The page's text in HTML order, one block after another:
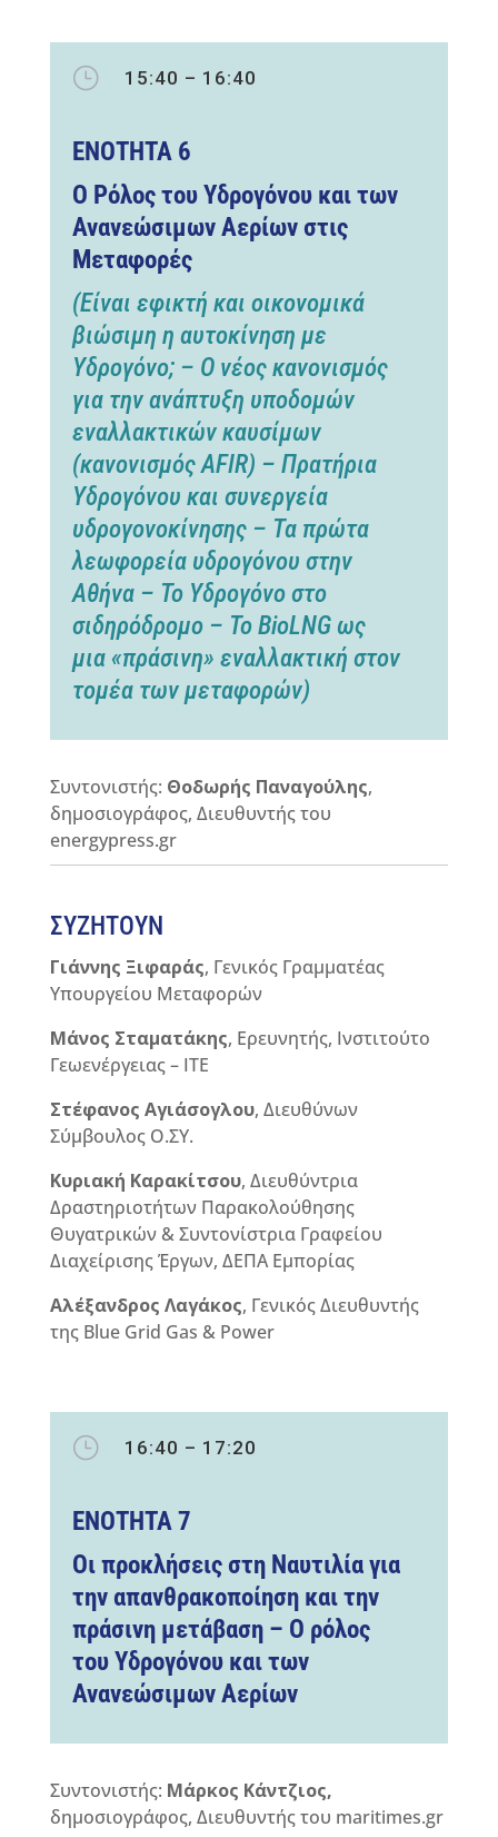
} 15:40 – 16:40
ΕΝΟΤΗΤΑ 6
Ο Ρόλος του Υδρογόνου και των
Ανανεώσιμων Αερίων στις
Μεταφορές
(Είναι εφικτή και οικονομικά
βιώσιμη η αυτοκίνηση με
Υδρογόνο; – Ο νέος κανονισμός
για την ανάπτυξη υποδομών
εναλλακτικών καυσίμων
(κανονισμός AFIR) – Πρατήρια
Υδρογόνου και συνεργεία
υδρογονοκίνησης – Τα πρώτα
λεωφορεία υδρογόνου στην
Αθήνα – Το Υδρογόνο στο
σιδηρόδρομο – Το BioLNG ως
μια «πράσινη» εναλλακτική στον
τομέα των μεταφορών)
Συντονιστής: Θοδωρής Παναγούλης,
δημοσιογράφος, Διευθυντής του
energypress.gr
ΣΥΖΗΤΟΥΝ
Γιάννης Ξιφαράς, Γενικός Γραμματέας
Υπουργείου Μεταφορών
Μάνος Σταματάκης, Ερευνητής, Ινστιτούτο
Γεωενέργειας – ΙΤΕ
Στέφανος Αγιάσογλου, Διευθύνων
Σύμβουλος Ο.ΣΥ.
Κυριακή Καρακίτσου, Διευθύντρια
Δραστηριοτήτων Παρακολούθησης
Θυγατρικών & Συντονίστρια Γραφείου
Διαχείρισης Έργων, ΔΕΠΑ Εμπορίας
Αλέξανδρος Λαγάκος, Γενικός Διευθυντής
της Blue Grid Gas & Power
} 16:40 – 17:20
ΕΝΟΤΗΤΑ7
Οι προκλήσεις στη Ναυτιλία για
την απανθρακοποίηση και την
πράσινη μετάβαση – Ο ρόλος
του Υδρογόνου και των
Ανανεώσιμων Αερίων
Συντονιστής: Μάρκος Κάντζιος,
δημοσιογράφος, Διευθυντής του maritimes.gr